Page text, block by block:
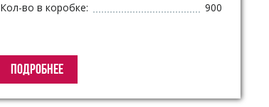
Кол-во в коробке:
900
ПОДРОБНЕЕ